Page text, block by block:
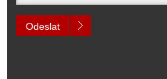
Odeslat